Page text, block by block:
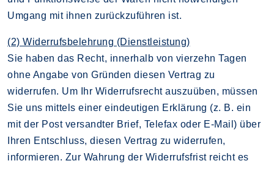
Umgang mit ihnen zurückzuführen ist.
(2) Widerrufsbelehrung (Dienstleistung)
Sie haben das Recht, innerhalb von vierzehn Tagen
ohne Angabe von Gründen diesen Vertrag zu
widerrufen. Um Ihr Widerrufsrecht auszuüben, müssen
Sie uns mittels einer eindeutigen Erklärung (z. B. ein
mit der Post versandter Brief, Telefax oder E-Mail) über
Ihren Entschluss, diesen Vertrag zu widerrufen,
informieren. Zur Wahrung der Widerrufsfrist reicht es